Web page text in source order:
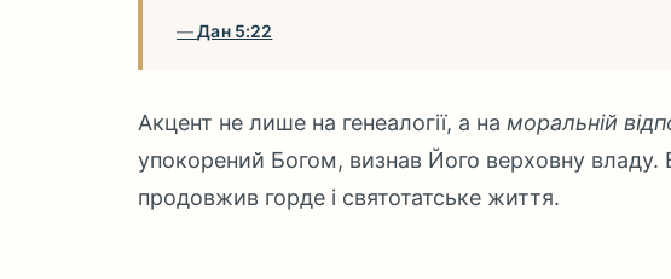
Дан 5:22
Акцент не лише на генеалогії, а на моральній
упокорений Богом, визнав Його верховну владу.
продовжив горде і святотатське життя.